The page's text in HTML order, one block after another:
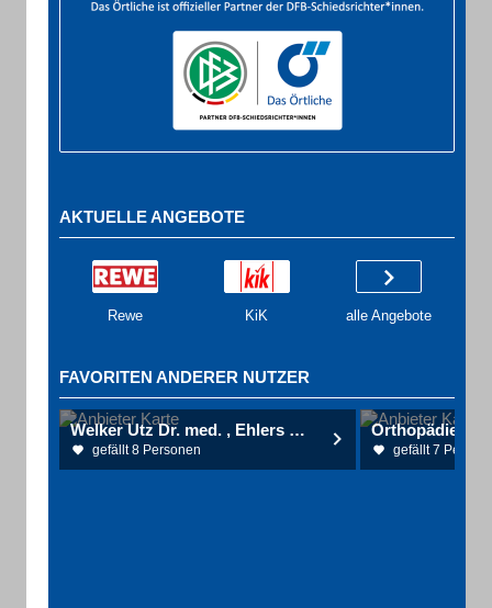
AKTUELLE ANGEBOTE
Rewe KiK alle Angebote
FAVORITEN ANDERER NUTZER
Welker Utz Dr. med. , Ehlers Jens Urologische Gemeinschaftspraxis
gefällt 8 Personen gefällt 7